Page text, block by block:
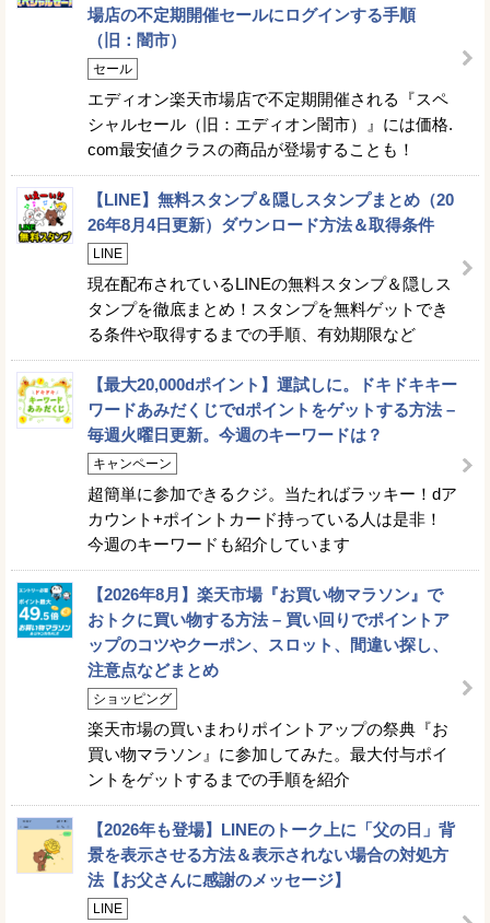
場店の不定期開催セールにログインする手順
（旧：闇市）
セール
エディオン楽天市場店で不定期開催される『スペ
シャルセール（旧：エディオン闇市）』には価格.
com最安値クラスの商品が登場することも！
【LINE】無料スタンプ＆隠しスタンプまとめ（20
26年8月4日更新）ダウンロード方法＆取得条件
LINE
現在配布されているLINEの無料スタンプ＆隠しス
タンプを徹底まとめ！スタンプを無料ゲットでき
る条件や取得するまでの手順、有効期限など
【最大20,000dポイント】運試しに。ドキドキキー
ワードあみだくじでdポイントをゲットする方法 –
毎週火曜日更新。今週のキーワードは？
キャンペーン
超簡単に参加できるクジ。当たればラッキー！dア
カウント+ポイントカード持っている人は是非！
今週のキーワードも紹介しています
【2026年8月】楽天市場『お買い物マラソン』で
おトクに買い物する方法 – 買い回りでポイントア
ップのコツやクーポン、スロット、間違い探し、
注意点などまとめ
ショッピング
楽天市場の買いまわりポイントアップの祭典『お
買い物マラソン』に参加してみた。最大付与ポイ
ントをゲットするまでの手順を紹介
【2026年も登場】LINEのトーク上に「父の日」背
景を表示させる方法＆表示されない場合の対処方
法【お父さんに感謝のメッセージ】
LINE